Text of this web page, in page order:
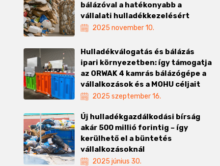
bálázóval a hatékonyabb a
vállalati hulladékkezelésért
2025 november 10.
Hulladékválogatás és bálázás
ipari környezetben: így támogatja
az ORWAK 4 kamrás bálázógépe a
vállalkozások és a MOHU céljait
2025 szeptember 16.
Új hulladékgazdálkodási bírság
akár 500 millió forintig – így
kerülhető el a büntetés
vállalkozásoknál
2025 június 30.